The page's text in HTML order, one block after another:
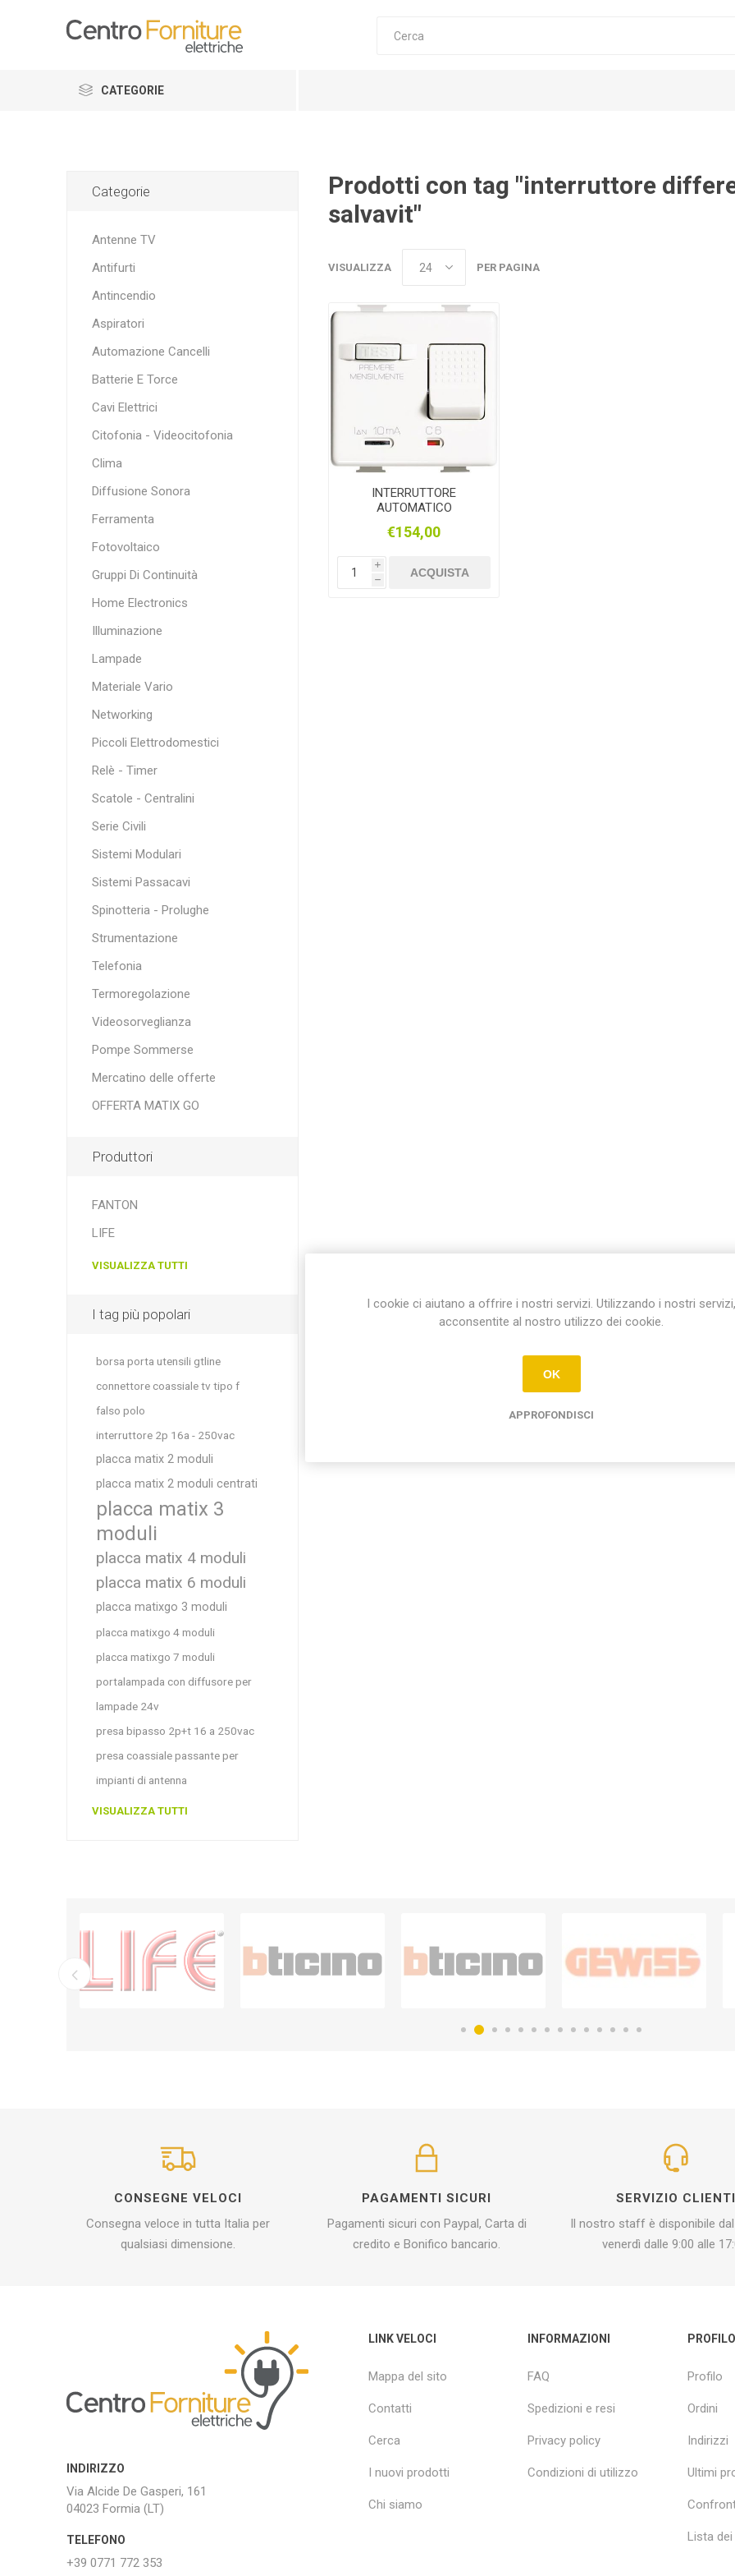
CATEGORIE
Prodotti con tag "interruttore
salvavit"
VISUALIZZA PER PAGINA
INTERRUTTORE
AUTOMATICO
DIFFERENZIALE 16A
AM5256S
€154,00
i
h
ACQUISTA
Categorie
Antenne TV
Antifurti
Antincendio
Aspiratori
Automazione Cancelli
Batterie E Torce
Cavi Elettrici
Citofonia - Videocitofonia
Clima
Diffusione Sonora
Ferramenta
Fotovoltaico
Gruppi Di Continuità
Home Electronics
Illuminazione
Lampade
Materiale Vario
Networking
Piccoli Elettrodomestici
Relè - Timer
Scatole - Centralini
Serie Civili
Sistemi Modulari
Sistemi Passacavi
Spinotteria - Prolughe
Strumentazione
Telefonia
Termoregolazione
Videosorveglianza
Pompe Sommerse
Mercatino delle offerte
OFFERTA MATIX GO
Produttori
FANTON
LIFE
VISUALIZZA TUTTI
I tag più popolari
borsa porta utensili gtline
connettore coassiale tv tipo f
falso polo
interruttore 2p 16a - 250vac
placca matix 2 moduli
placca matix 2 moduli centrati
placca matix 3
moduli
placca matix 4 moduli
placca matix 6 moduli
placca matixgo 3 moduli
placca matixgo 4 moduli
placca matixgo 7 moduli
portalampada con diffusore per
lampade 24v
presa bipasso 2p+t 16 a 250vac
presa coassiale passante per
impianti di antenna
VISUALIZZA TUTTI
CONSEGNE VELOCI
Consegna veloce in tutta Italia per
qualsiasi dimensione.
PAGAMENTI SICURI
Pagamenti sicuri con Paypal, Carta di
credito e Bonifico bancario.
SERVIZIO CLIENTI
Il nostro staff è disponibile
venerdì dalle 9:00 alle
INDIRIZZO
Via Alcide De Gasperi, 161
04023 Formia (LT)
TELEFONO
+39 0771 772 353
LINK VELOCI
Mappa del sito
Contatti
Cerca
I nuovi prodotti
Chi siamo
INFORMAZIONI
FAQ
Spedizioni e resi
Privacy policy
Condizioni di utilizzo
PROFILO
Profilo
Ordini
Indirizzi
Ultimi
Lista
I cookie ci aiutano a offrire i nostri servizi. Utilizzando i nostri servizi,
acconsentite al nostro utilizzo dei cookie.
OK
APPROFONDISCI